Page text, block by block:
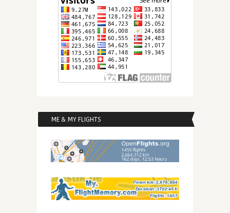
ME & MY FLIGHTS